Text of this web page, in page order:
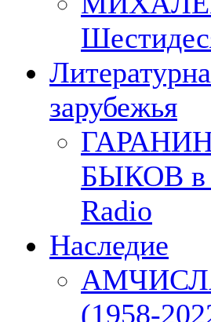
зарубежья
БЫКОВ в
Radio
Наследие
(1958-